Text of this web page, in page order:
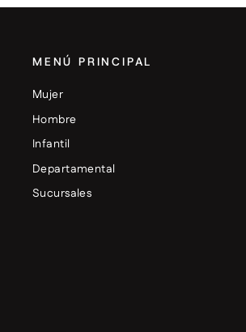
MENÚ PRINCIPAL
Mujer
Hombre
Infantil
Departamental
Sucursales